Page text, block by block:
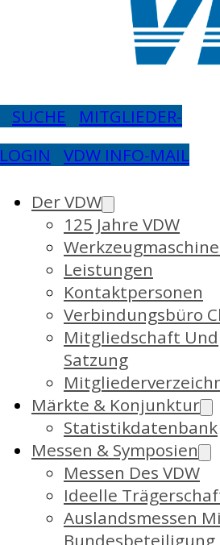
SUCHE
MITGLIEDER-
LOGIN
VDW INFO-MAIL
Der VDW
125 Jahre VDW
Leistungen
Kontaktpersonen
Verbindungsbüro
Mitgliedschaft Und
Satzung
Märkte & Konjunktur
Statistikdatenbank
Messen & Symposien
Messen Des VDW
Ideelle
Auslandsmessen
Bundesbeteiligung